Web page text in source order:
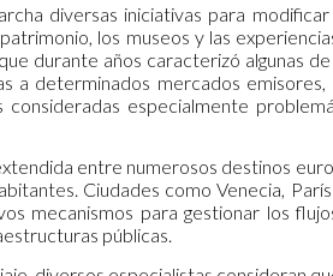
diversas iniciativas para
los museos y las
durante años caracterizó algunas
a determinados mercados
especialmente
entre numerosos destinos
Ciudades como Venecia,
mecanismos para gestionar los
públicas.